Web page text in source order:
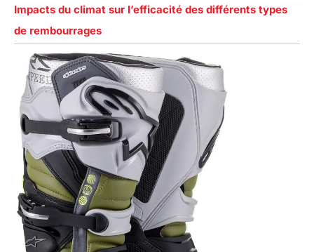
Impacts du climat sur l’efficacité des différents types
de rembourrages